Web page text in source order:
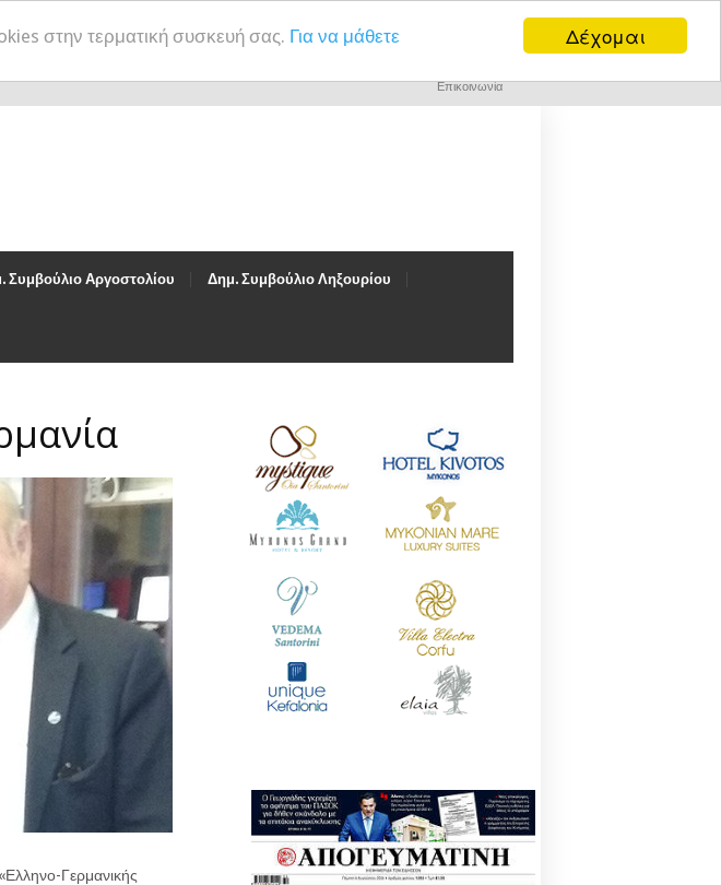
Δέχομαι
στην τερματική συσκευή σας. Για να μάθετε
Επικοινωνία
Συμβούλιο Αργοστολίου Δημ. Συμβούλιο Ληξουρίου
Γερμανικής